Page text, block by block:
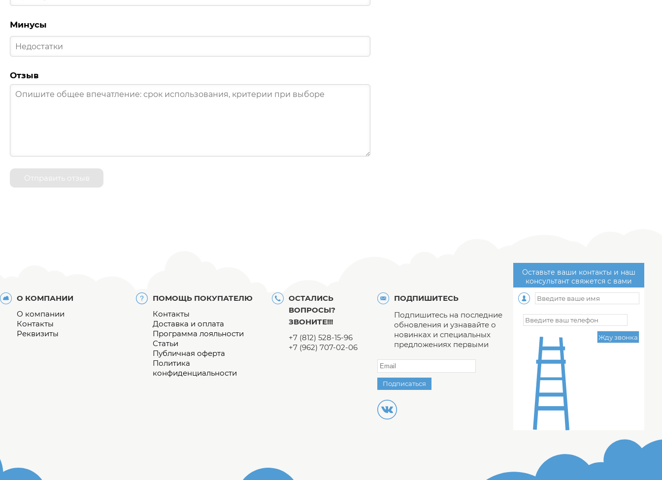
Минусы
Отзыв
Отправить отзыв
О КОМПАНИИ
О компании
Контакты
Реквизиты
ПОМОЩЬ ПОКУПАТЕЛЮ
Контакты
Доставка и оплата
Программа лояльности
Статьи
Публичная оферта
Политика
конфиденциальности
ОСТАЛИСЬ
ВОПРОСЫ?
ЗВОНИТЕ!!!
+7 (812) 528-15-96
+7 (962) 707-02-06
ПОДПИШИТЕСЬ
Подпишитесь на последние
обновления и узнавайте о
новинках и специальных
предложениях первыми
Подписаться
Оставьте ваши контакты и наш
консультант свяжется с вами